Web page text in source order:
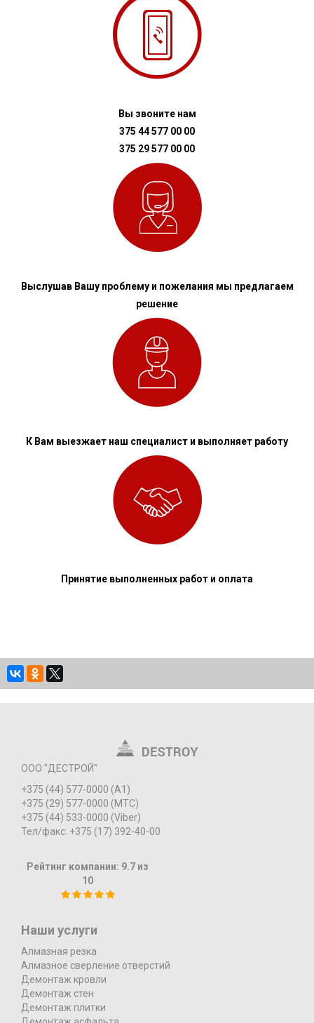
Вы звоните нам
375 44 577 00 00
375 29 577 00 00
Выслушав Вашу проблему и пожелания мы предлагаем
решение
К Вам выезжает наш специалист и выполняет работу
Принятие выполненных работ и оплата
ООО "ДЕСТРОЙ"
+375 (44) 577-0000 (А1)
+375 (29) 577-0000 (МТС)
+375 (44) 533-0000 (Viber)
Тел/факс: +375 (17) 392-40-00
Рейтинг компании: 9.7 из
10
Наши услуги
Алмазная резка
Алмазное сверление отверстий
Демонтаж кровли
Демонтаж стен
Демонтаж плитки